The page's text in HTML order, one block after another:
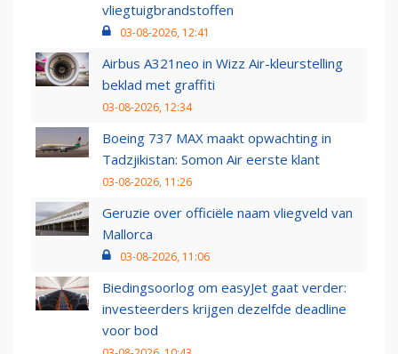
vliegtuigbrandstoffen
03-08-2026, 12:41
Airbus A321neo in Wizz Air-kleurstelling
beklad met graffiti
03-08-2026, 12:34
Boeing 737 MAX maakt opwachting in
Tadzjikistan: Somon Air eerste klant
03-08-2026, 11:26
Geruzie over officiële naam vliegveld van
Mallorca
03-08-2026, 11:06
Biedingsoorlog om easyJet gaat verder:
investeerders krijgen dezelfde deadline
voor bod